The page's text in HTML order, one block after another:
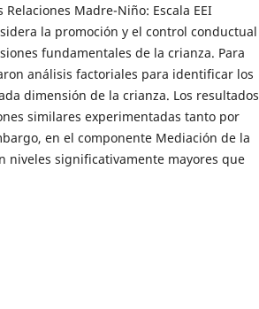
Madre-Niño: Escala EEI
la promoción y el control conductual
fundamentales de la crianza. Para
análisis factoriales para identificar los
dimensión de la crianza. Los resultados
similares experimentadas tanto por
en el componente Mediación de la
niveles significativamente mayores que